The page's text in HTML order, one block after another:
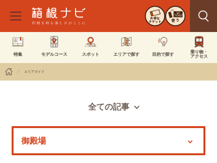
お得な
チケット 使う
特集 モデルコース スポット エリアで探す 目的で探す
乗り物・
アクセス
エリアガイド
全ての記事
特集